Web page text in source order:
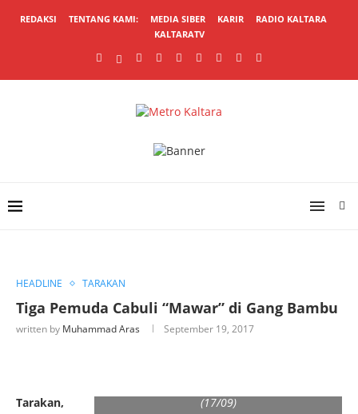
REDAKSI TENTANG KAMI: MEDIA SIBER KARIR
RADIO KALTARA
KALTARATV
HEADLINE TARAKAN
Tiga Pemuda Cabuli “Mawar” di Gang Bambu
written by Muhammad Aras September 19, 2017
(17/09)
Tarakan,